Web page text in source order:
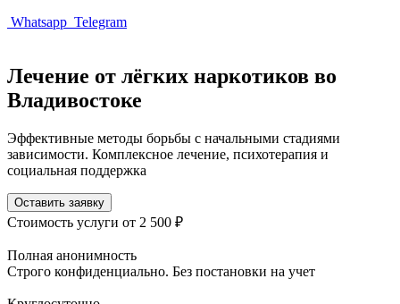
Whatsapp Telegram
Лечение от лёгких наркотиков во
Владивостоке
Эффективные методы борьбы с начальными стадиями
зависимости. Комплексное лечение, психотерапия и
социальная поддержка
Оставить заявку
Стоимость услуги от 2 500 ₽
Полная анонимность
Строго конфиденциально. Без постановки на учет